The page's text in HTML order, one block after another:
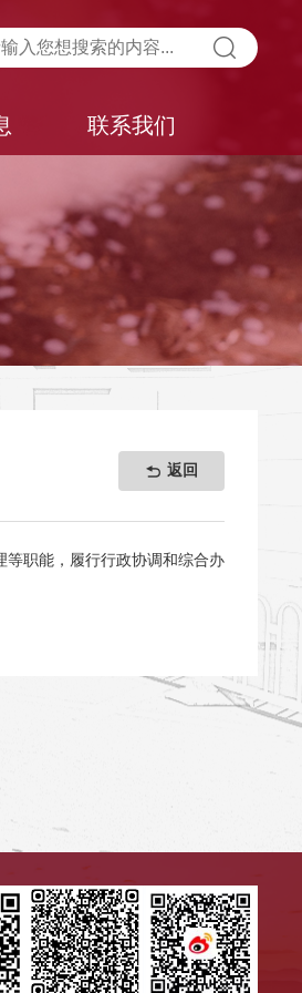
联系我们
返回
等职能，履行行政协调和综合办